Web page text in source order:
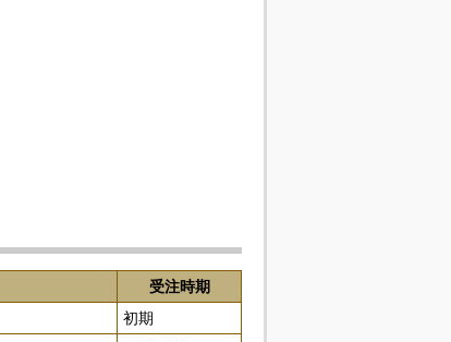
受注時期
初期